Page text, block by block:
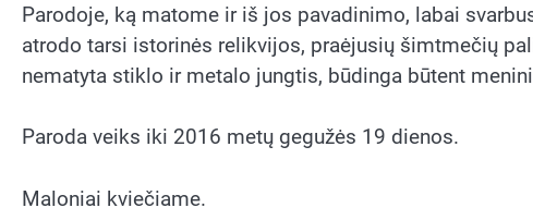
Parodoje, ką matome ir iš jos pavadinimo, labai
atrodo tarsi istorinės relikvijos, praėjusių šimtmečių
nematyta stiklo ir metalo jungtis, būdinga būtent
Paroda veiks iki 2016 metų gegužės 19 dienos.
Maloniai kviečiame.